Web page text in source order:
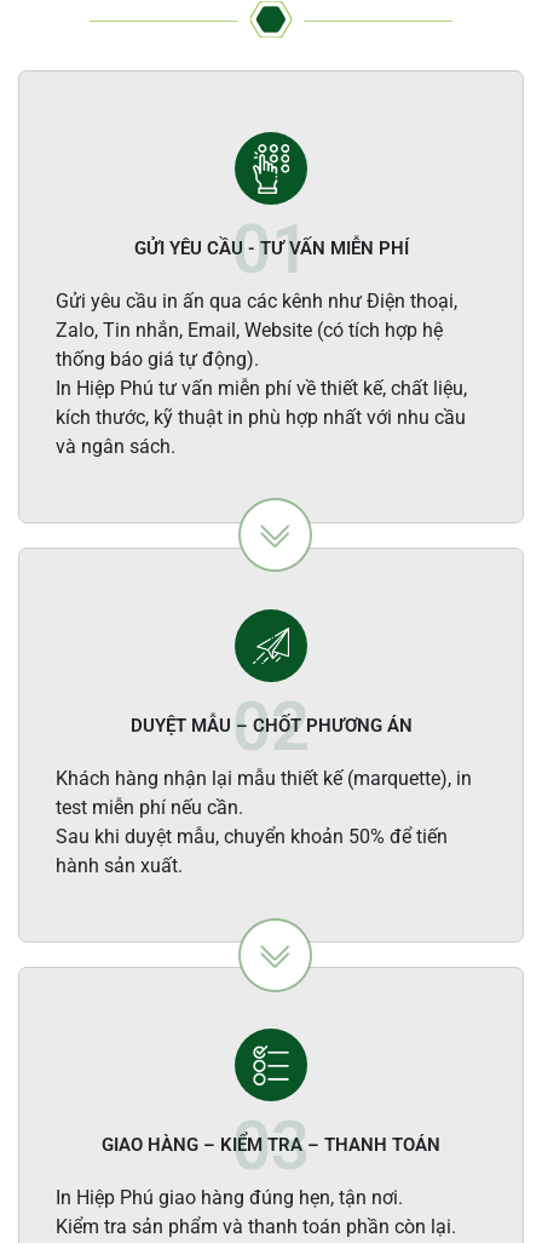
GỬI YÊU CẦU - TƯ VẤN MIỄN PHÍ
Gửi yêu cầu in ấn qua các kênh như Điện thoại,
Zalo, Tin nhắn, Email, Website (có tích hợp hệ
thống báo giá tự động).
In Hiệp Phú tư vấn miễn phí về thiết kế, chất liệu,
kích thước, kỹ thuật in phù hợp nhất với nhu cầu
và ngân sách.
DUYỆT MẪU – CHỐT PHƯƠNG ÁN
Khách hàng nhận lại mẫu thiết kế (marquette), in
test miễn phí nếu cần.
Sau khi duyệt mẫu, chuyển khoản 50% để tiến
hành sản xuất.
GIAO HÀNG – KIỂM TRA – THANH TOÁN
In Hiệp Phú giao hàng đúng hẹn, tận nơi.
Kiểm tra sản phẩm và thanh toán phần còn lại.